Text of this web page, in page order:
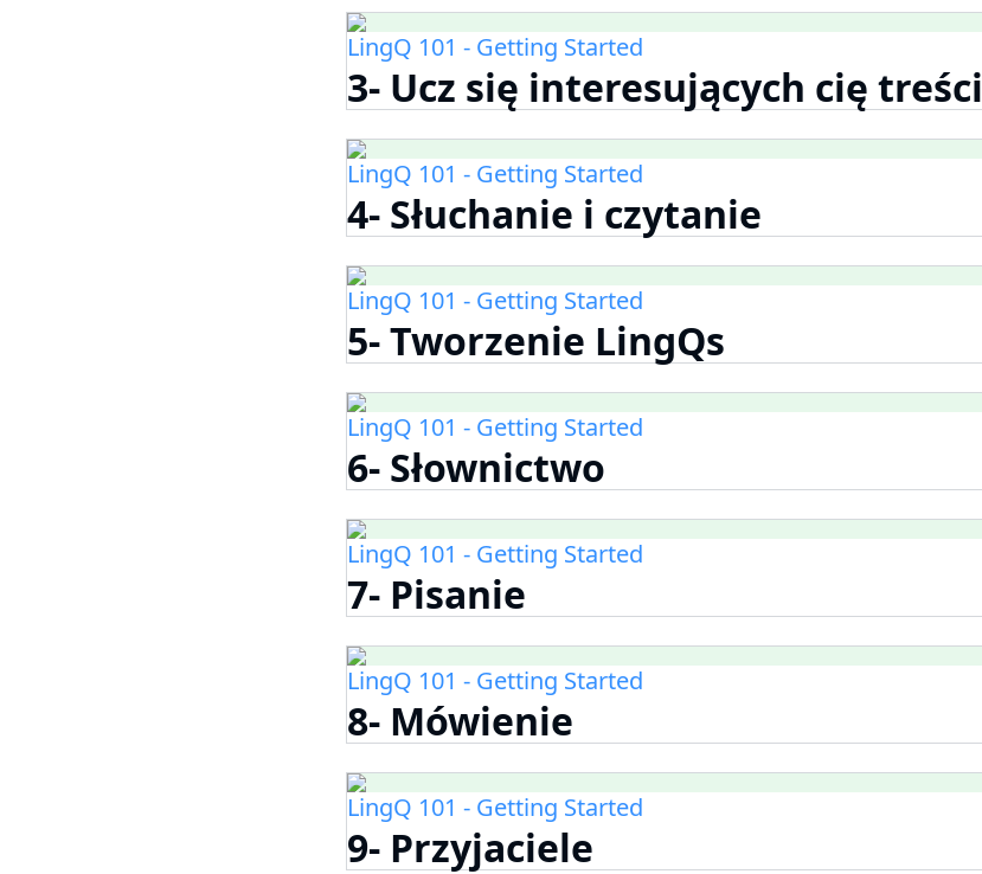
LingQ 101 - Getting Started
3- Ucz się interesujących cię treści
LingQ 101 - Getting Started
4- Słuchanie i czytanie
LingQ 101 - Getting Started
5- Tworzenie LingQs
LingQ 101 - Getting Started
6- Słownictwo
LingQ 101 - Getting Started
7- Pisanie
LingQ 101 - Getting Started
8- Mówienie
LingQ 101 - Getting Started
9- Przyjaciele